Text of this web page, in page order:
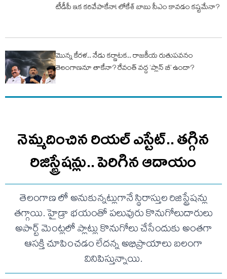
టీడీపీ ఇక కరివేపాకేనా! లోకేశ్‌ బాబు సీఎం కావడం కష్టమేనా?
మొన్న కేరళ.. నేడు కర్ణాటక.. రాజకీయ రుతుపవనం
తెలంగాణనూ తాకేనా? రేవంత్‌ వద్ద ‘ప్లాన్‌ బీ’ ఉందా?
నెమ్మదించిన రియల్ ఎస్టేట్.. తగ్గిన
రిజిస్ట్రేషన్లు.. పెరిగిన ఆదాయం
తెలంగాణ లో అనుకున్నట్లుగానే స్థిరాస్తుల రిజిస్ట్రేషన్లు
తగ్గాయి. హైడ్రా భయంతో పలువురు కొనుగోలుదారులు
అపార్ట్ మెంట్లలో ప్లాట్లు కొనుగోలు చేసేందుకు అంతగా
ఆసక్తి చూపించడం లేదన్న అభిప్రాయాలు బలంగా
వినిపిస్తున్నాయి.